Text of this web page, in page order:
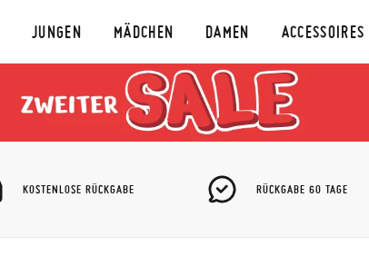
JUNGEN MÄDCHEN DAMEN ACCESSOIRES
KOSTENLOSE RÜCKGABE RÜCKGABE 60 TAGE